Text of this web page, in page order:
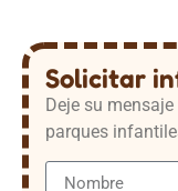
Solicitar
Deje su
parques